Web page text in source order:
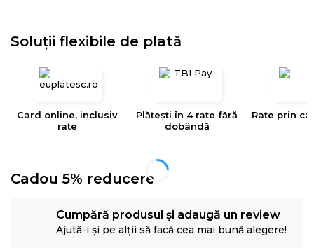
Soluții flexibile de plată
Card online, inclusiv
rate
Plătești în 4 rate fără
dobândă
Rate prin
Cadou 5% reducere
Cumpără produsul și adaugă un review
Ajută-i și pe alții să facă cea mai bună alegere!